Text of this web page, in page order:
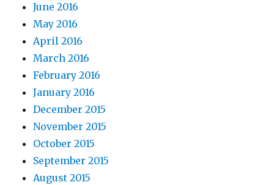
June 2016
May 2016
April 2016
March 2016
February 2016
January 2016
December 2015
November 2015
October 2015
September 2015
August 2015